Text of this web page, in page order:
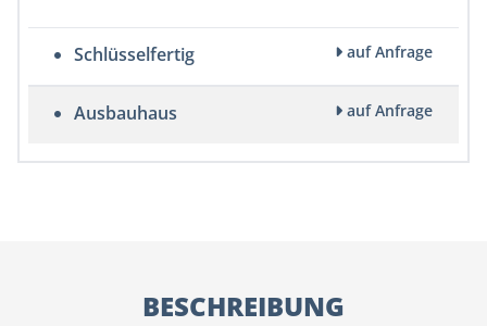
Schlüsselfertig auf Anfrage
Ausbauhaus auf Anfrage
BESCHREIBUNG